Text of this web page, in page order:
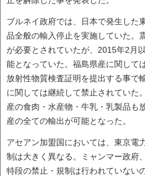
ブルネイ政府では、日本で発生した
品全般の輸入停止を実施していた。
が必要とされていたが、2015年2月
能となっていた。福島県産に関して
放射性物質検査証明を提出する事で
に関しては継続して禁止されていた
産の食肉・水産物・牛乳・乳製品も
産の全ての輸出が可能となった。
アセアン加盟国においては、東京電
制は大きく異なる。ミャンマー政府
特段の禁止・規制は行われていない